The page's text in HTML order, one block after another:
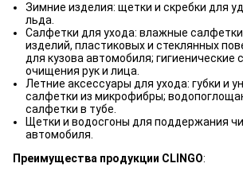
Зимние изделия: щетки и скребки для
льда.
Салфетки для ухода: влажные
изделий, пластиковых и стеклянных
для кузова автомобиля; гигиенические
очищения рук и лица.
Летние аксессуары для ухода: губки и
салфетки из микрофибры;
салфетки в тубе.
Щетки и водосгоны для поддержания
автомобиля.
Преимущества продукции CLINGO: